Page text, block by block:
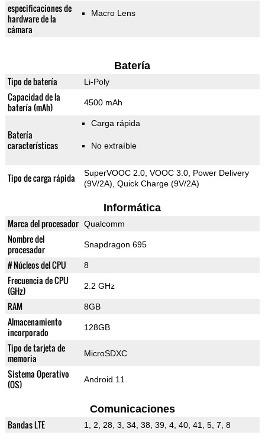
especificaciones de
hardware de la
cámara
Macro Lens
Batería
Tipo de batería Li-Poly
Capacidad de la
batería (mAh)
4500 mAh
Batería
características
Carga rápida
No extraíble
Tipo de carga rápida
SuperVOOC 2.0, VOOC 3.0, Power Delivery
(9V/2A), Quick Charge (9V/2A)
Informática
Marca del procesador Qualcomm
Nombre del
procesador
Snapdragon 695
# Núcleos del CPU 8
Frecuencia de CPU
(GHz)
2.2 GHz
RAM 8GB
Almacenamiento
incorporado
128GB
Tipo de tarjeta de
memoria
MicroSDXC
Sistema Operativo
(OS)
Android 11
Comunicaciones
Bandas LTE 1, 2, 28, 3, 34, 38, 39, 4, 40, 41, 5, 7, 8